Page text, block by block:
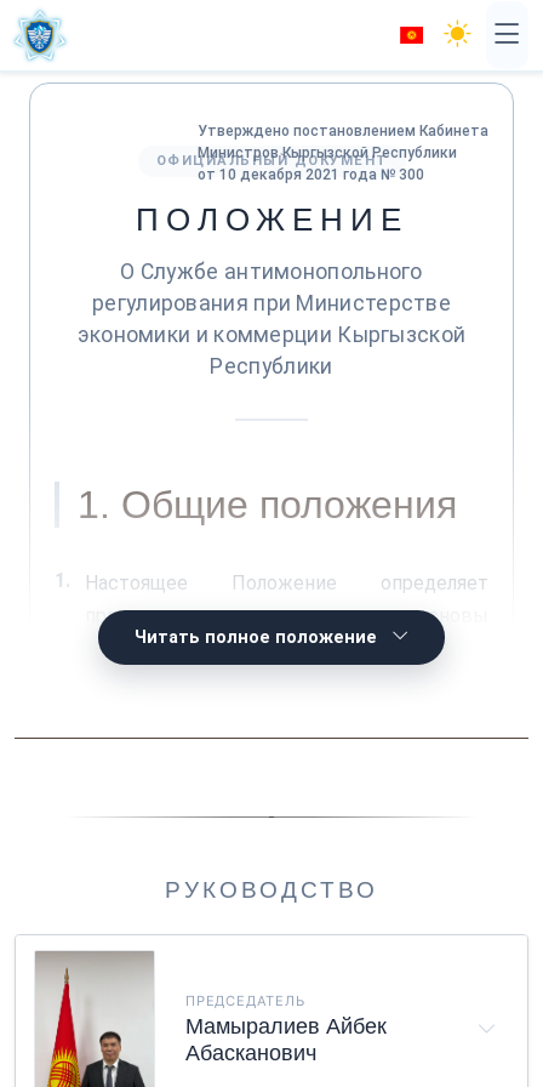
Утверждено постановлением Кабинета
Министров Кыргызской Республики
от 10 декабря 2021 года № 300
ОФИЦИАЛЬНЫЙ ДОКУМЕНТ
ПОЛОЖЕНИЕ
О Службе антимонопольного
регулирования при Министерстве
экономики и коммерции Кыргызской
Республики
1. Общие положения
1.
Настоящее Положение определяет
правовые и организационные основы
деятельности Службы антимонопольного
Республики (далее – Служба).
Служба является правопреемником
антимонопольного регулирования при
Кыргызской Республики.
3.
Служба является государственным
органом исполнительной власти
Читать полное положение
РУКОВОДСТВО
ПРЕДСЕДАТЕЛЬ
Мамыралиев Айбек
Абасканович